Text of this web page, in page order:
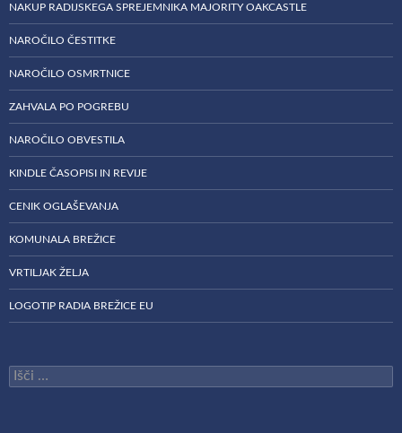
NAKUP RADIJSKEGA SPREJEMNIKA MAJORITY OAKCASTLE
NAROČILO ČESTITKE
NAROČILO OSMRTNICE
ZAHVALA PO POGREBU
NAROČILO OBVESTILA
KINDLE ČASOPISI IN REVIJE
CENIK OGLAŠEVANJA
KOMUNALA BREŽICE
VRTILJAK ŽELJA
LOGOTIP RADIA BREŽICE EU
Išči: